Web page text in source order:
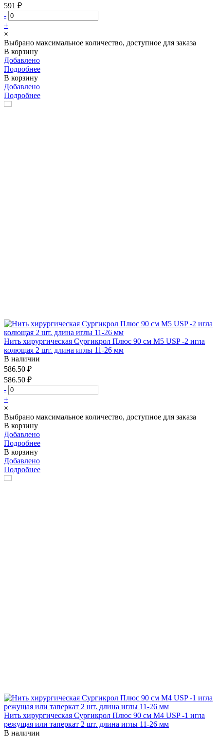
591 ₽
-
+
×
Выбрано максимальное количество, доступное для заказа
В корзину
Добавлено
Подробнее
В корзину
Добавлено
Подробнее
Нить хирургическая Сургикрол Плюс 90 см М5 USP -2 игла
колющая 2 шт. длина иглы 11-26 мм
В наличии
586.50 ₽
586.50 ₽
-
+
×
Выбрано максимальное количество, доступное для заказа
В корзину
Добавлено
Подробнее
В корзину
Добавлено
Подробнее
Нить хирургическая Сургикрол Плюс 90 см М4 USP -1 игла
режущая или таперкат 2 шт. длина иглы 11-26 мм
В наличии